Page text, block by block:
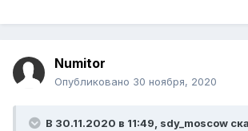
Numitor
Опубликовано 30 ноября, 2020
В 30.11.2020 в 11:49, sdy_moscow